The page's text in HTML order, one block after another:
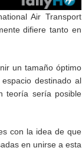
Air Transport
difiere tanto en
un tamaño óptimo
destinado al
teoría sería posible
con la idea de que
en unirse a esta